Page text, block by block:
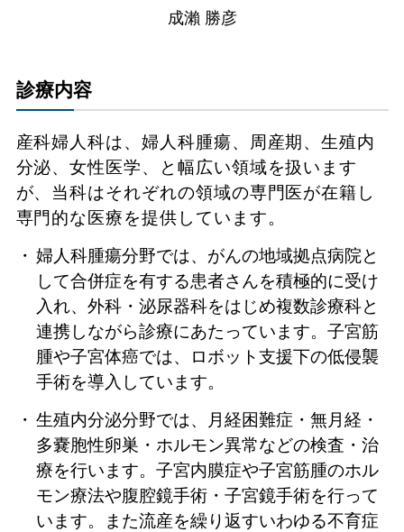
成瀨 勝彦
診療内容
産科婦人科は、婦人科腫瘍、周産期、生殖内
分泌、女性医学、と幅広い領域を扱います
が、当科はそれぞれの領域の専門医が在籍し
専門的な医療を提供しています。
婦人科腫瘍分野では、がんの地域拠点病院と
して合併症を有する患者さんを積極的に受け
入れ、外科・泌尿器科をはじめ複数診療科と
連携しながら診療にあたっています。子宮筋
腫や子宮体癌では、ロボット支援下の低侵襲
手術を導入しています。
生殖内分泌分野では、月経困難症・無月経・
多嚢胞性卵巣・ホルモン異常などの検査・治
療を行います。子宮内膜症や子宮筋腫のホル
モン療法や腹腔鏡手術・子宮鏡手術を行って
います。また流産を繰り返すいわゆる不育症